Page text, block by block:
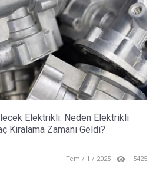
Elektrikli: Neden Elektrikli
Kiralama Zamanı Geldi?
Tem / 1 / 2025 5425